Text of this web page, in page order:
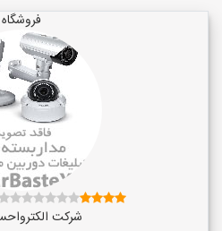
فروشگاه
شرکت